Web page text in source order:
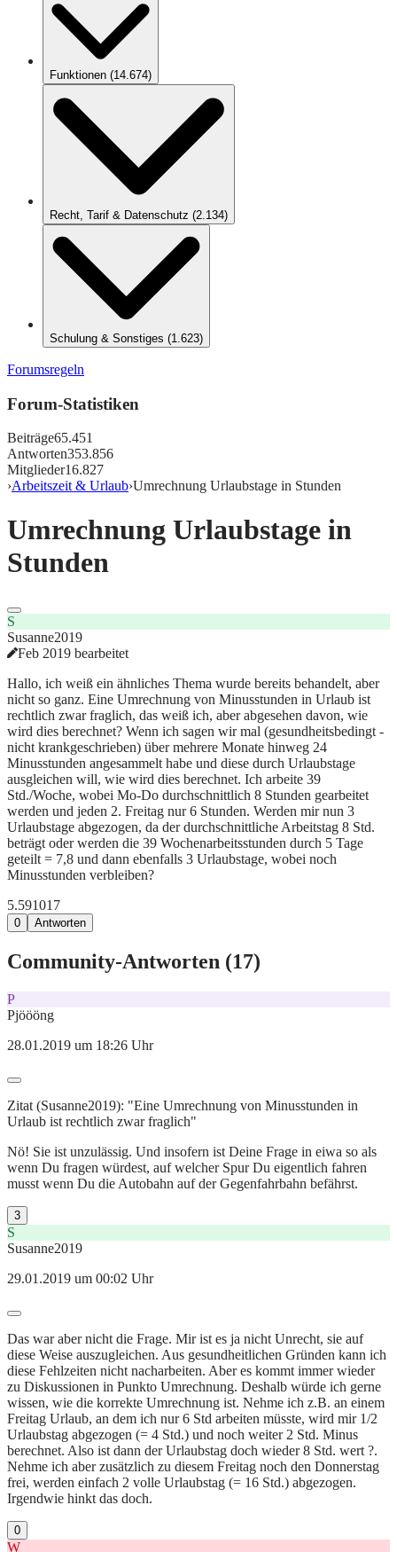
Funktionen (14.674)
Recht, Tarif & Datenschutz (2.134)
Schulung & Sonstiges (1.623)
Forumsregeln
Forum-Statistiken
Beiträge65.451
Antworten353.856
Mitglieder16.827
›Arbeitszeit & Urlaub›Umrechnung Urlaubstage in Stunden
Umrechnung Urlaubstage in
Stunden
S
Susanne2019
Feb 2019 bearbeitet
Hallo, ich weiß ein ähnliches Thema wurde bereits behandelt, aber
nicht so ganz. Eine Umrechnung von Minusstunden in Urlaub ist
rechtlich zwar fraglich, das weiß ich, aber abgesehen davon, wie
wird dies berechnet? Wenn ich sagen wir mal (gesundheitsbedingt -
nicht krankgeschrieben) über mehrere Monate hinweg 24
Minusstunden angesammelt habe und diese durch Urlaubstage
ausgleichen will, wie wird dies berechnet. Ich arbeite 39
Std./Woche, wobei Mo-Do durchschnittlich 8 Stunden gearbeitet
werden und jeden 2. Freitag nur 6 Stunden. Werden mir nun 3
Urlaubstage abgezogen, da der durchschnittliche Arbeitstag 8 Std.
beträgt oder werden die 39 Wochenarbeitsstunden durch 5 Tage
geteilt = 7,8 und dann ebenfalls 3 Urlaubstage, wobei noch
Minusstunden verbleiben?
5.591017
0 Antworten
Community-Antworten (17)
P
Pjöööng
28.01.2019 um 18:26 Uhr
Zitat (Susanne2019): "Eine Umrechnung von Minusstunden in
Urlaub ist rechtlich zwar fraglich"
Nö! Sie ist unzulässig. Und insofern ist Deine Frage in eiwa so als
wenn Du fragen würdest, auf welcher Spur Du eigentlich fahren
musst wenn Du die Autobahn auf der Gegenfahrbahn befährst.
3
S
Susanne2019
29.01.2019 um 00:02 Uhr
Das war aber nicht die Frage. Mir ist es ja nicht Unrecht, sie auf
diese Weise auszugleichen. Aus gesundheitlichen Gründen kann ich
diese Fehlzeiten nicht nacharbeiten. Aber es kommt immer wieder
zu Diskussionen in Punkto Umrechnung. Deshalb würde ich gerne
wissen, wie die korrekte Umrechnung ist. Nehme ich z.B. an einem
Freitag Urlaub, an dem ich nur 6 Std arbeiten müsste, wird mir 1/2
Urlaubstag abgezogen (= 4 Std.) und noch weiter 2 Std. Minus
berechnet. Also ist dann der Urlaubstag doch wieder 8 Std. wert ?.
Nehme ich aber zusätzlich zu diesem Freitag noch den Donnerstag
frei, werden einfach 2 volle Urlaubstag (= 16 Std.) abgezogen.
Irgendwie hinkt das doch.
0
W